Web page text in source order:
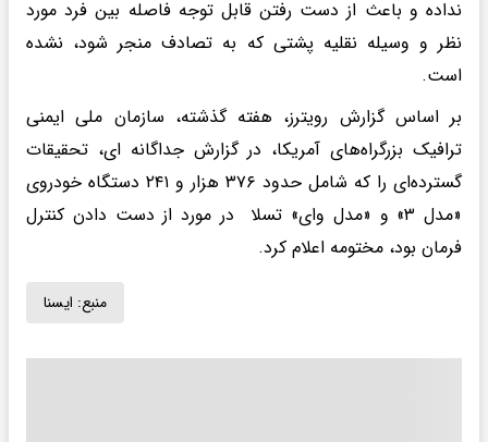
نداده و باعث از دست رفتن قابل توجه فاصله بین فرد مورد
نظر و وسیله نقلیه پشتی که به تصادف منجر شود، نشده
است.
بر اساس گزارش رویترز، هفته گذشته، سازمان ملی ایمنی
ترافیک بزرگراه‌های آمریکا، در گزارش جداگانه ای، تحقیقات
گسترده‌ای را که شامل حدود ۳۷۶ هزار و ۲۴۱ دستگاه خودروی
«مدل ۳» و «مدل وای» تسلا در مورد از دست دادن کنترل
فرمان بود، مختومه اعلام کرد.
منبع: ايسنا